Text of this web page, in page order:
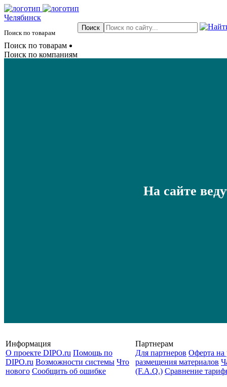
Челябинск
Поиск по товарам
Поиск по товарам
Поиск по компаниям
На сайте
Информация
О проекте DIPO.ru Помощь по
DIPO.ru Возможности системы Что
нового Сообщить об ошибке
Партнерам
Для партнеров Оферта на
размещения материалов
(F.A.Q.) Cравнение